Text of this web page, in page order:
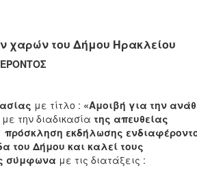
χαρών του Δήμου Ηρακλείου
με τίτλο : «Αμοιβή για την
με την διαδικασία της απευθείας
πρόσκληση εκδήλωσης
του Δήμου και καλεί τους
σύμφωνα με τις διατάξεις :